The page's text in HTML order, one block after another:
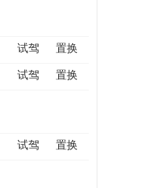
试驾 置换
试驾 置换
试驾 置换